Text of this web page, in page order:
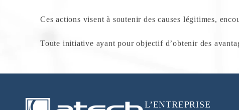
Ces actions visent à soutenir des causes légitimes,
Toute initiative ayant pour objectif d’obtenir des
L’ENTREPRISE